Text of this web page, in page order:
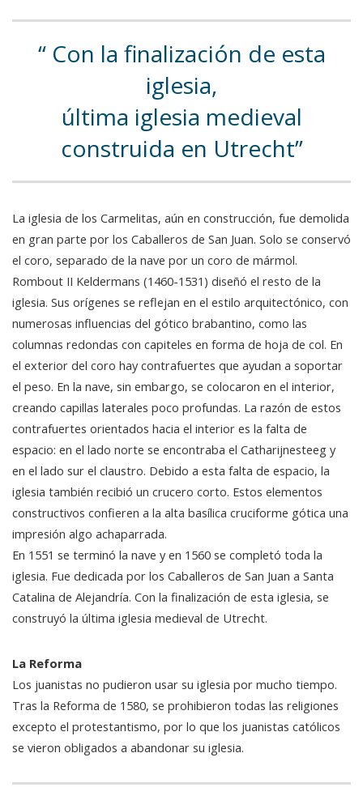
Con la finalización de esta
iglesia,
última iglesia medieval
construida en Utrecht
La iglesia de los Carmelitas, aún en construcción, fue demolida
en gran parte por los Caballeros de San Juan. Solo se conservó
el coro, separado de la nave por un coro de mármol.
Rombout II Keldermans (1460-1531) diseñó el resto de la
iglesia. Sus orígenes se reflejan en el estilo arquitectónico, con
numerosas influencias del gótico brabantino, como las
columnas redondas con capiteles en forma de hoja de col. En
el exterior del coro hay contrafuertes que ayudan a soportar
el peso. En la nave, sin embargo, se colocaron en el interior,
creando capillas laterales poco profundas. La razón de estos
contrafuertes orientados hacia el interior es la falta de
espacio: en el lado norte se encontraba el Catharijnesteeg y
en el lado sur el claustro. Debido a esta falta de espacio, la
iglesia también recibió un crucero corto. Estos elementos
constructivos confieren a la alta basílica cruciforme gótica una
impresión algo achaparrada.
En 1551 se terminó la nave y en 1560 se completó toda la
iglesia. Fue dedicada por los Caballeros de San Juan a Santa
Catalina de Alejandría. Con la finalización de esta iglesia, se
construyó la última iglesia medieval de Utrecht.
La Reforma
Los juanistas no pudieron usar su iglesia por mucho tiempo.
Tras la Reforma de 1580, se prohibieron todas las religiones
excepto el protestantismo, por lo que los juanistas católicos
se vieron obligados a abandonar su iglesia.